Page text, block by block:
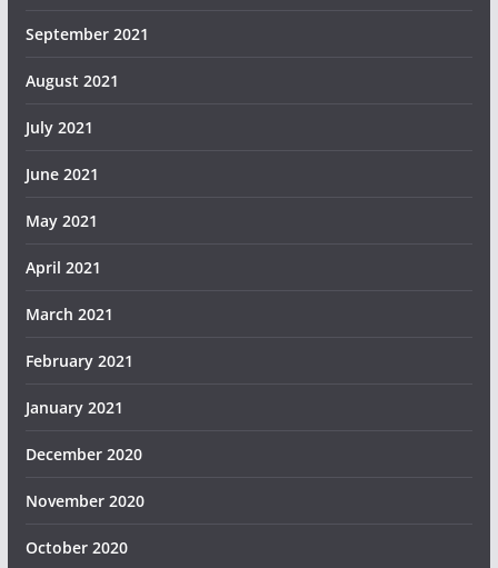
September 2021
August 2021
July 2021
June 2021
May 2021
April 2021
March 2021
February 2021
January 2021
December 2020
November 2020
October 2020